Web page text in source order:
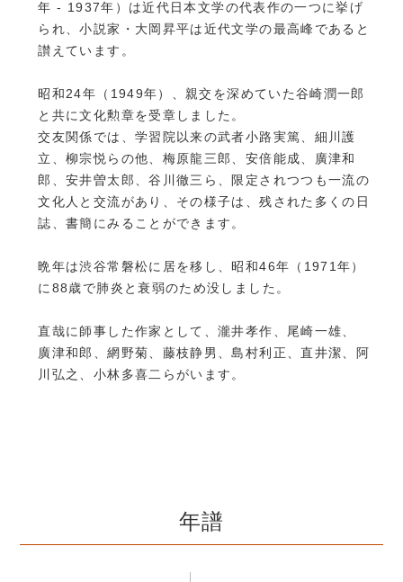
年 - 1937年）は近代日本文学の代表作の一つに挙げ
られ、小説家・大岡昇平は近代文学の最高峰であると
讃えています。
昭和24年（1949年）、親交を深めていた谷崎潤一郎
と共に文化勲章を受章しました。
交友関係では、学習院以来の武者小路実篤、細川護
立、柳宗悦らの他、梅原龍三郎、安倍能成、廣津和
郎、安井曽太郎、谷川徹三ら、限定されつつも一流の
文化人と交流があり、その様子は、残された多くの日
誌、書簡にみることができます。
晩年は渋谷常磐松に居を移し、昭和46年（1971年）
に88歳で肺炎と衰弱のため没しました。
直哉に師事した作家として、瀧井孝作、尾崎一雄、
廣津和郎、網野菊、藤枝静男、島村利正、直井潔、阿
川弘之、小林多喜二らがいます。
年譜